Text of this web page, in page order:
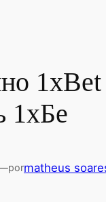
1хБе
pormatheus